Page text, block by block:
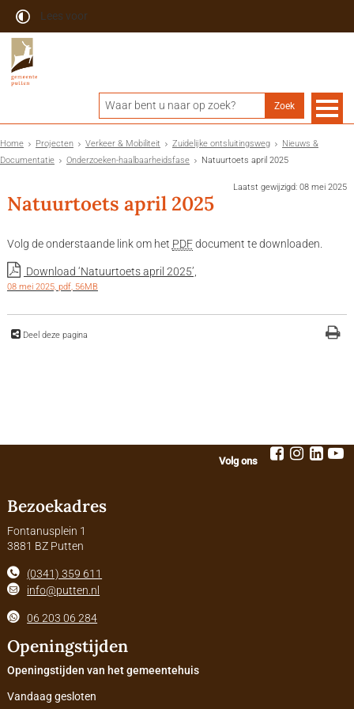
Lees voor
Home Projecten Verkeer & Mobiliteit Zuidelijke ontsluitingsweg
Nieuws &
Documentatie
Onderzoeken-haalbaarheidsfase Natuurtoets april 2025
Natuurtoets april 2025
Volg de onderstaande link om het PDFdocument te downloaden.
Download ‘Natuurtoets april 2025’,
08 mei 2025, pdf, 56MB
Deel deze pagina
Laatst gewijzigd: 08 mei 2025
Volg ons
Bezoekadres
Fontanusplein 1
3881 BZ Putten
(0341) 359 611
info@putten.nl
06 203 06 284
Openingstijden
Openingstijden van het gemeentehuis
Vandaag gesloten